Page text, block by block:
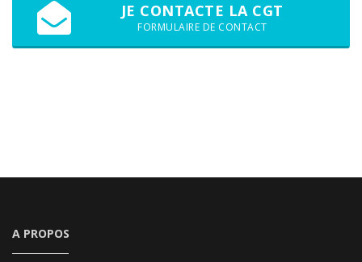
JE CONTACTE LA CGT
FORMULAIRE DE CONTACT
A PROPOS